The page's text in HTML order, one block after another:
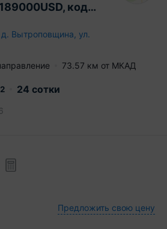
код
д. Вытроповщина ул.
73.57 км от МКАД
2 24 сотки
Предложить свою цену